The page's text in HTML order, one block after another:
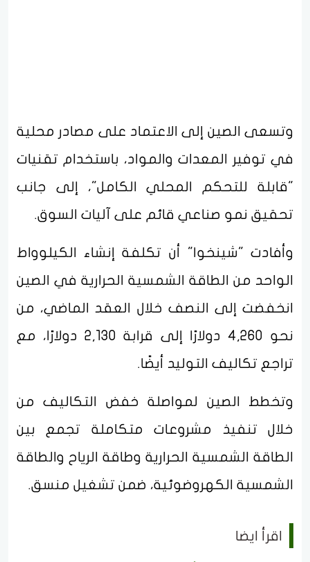
وتسعى الصين إلى الاعتماد على مصادر محلية
في توفير المعدات والمواد، باستخدام تقنيات
"قابلة للتحكم المحلي الكامل"، إلى جانب
تحقيق نمو صناعي قائم على آليات السوق.
وأفادت "شينخوا" أن تكلفة إنشاء الكيلوواط
الواحد من الطاقة الشمسية الحرارية في الصين
انخفضت إلى النصف خلال العقد الماضي، من
نحو 4,260 دولارًا إلى قرابة 2,130 دولارًا، مع
تراجع تكاليف التوليد أيضًا.
وتخطط الصين لمواصلة خفض التكاليف من
خلال تنفيذ مشروعات متكاملة تجمع بين
الطاقة الشمسية الحرارية وطاقة الرياح والطاقة
الشمسية الكهروضوئية، ضمن تشغيل منسق.
اقرأ ايضا